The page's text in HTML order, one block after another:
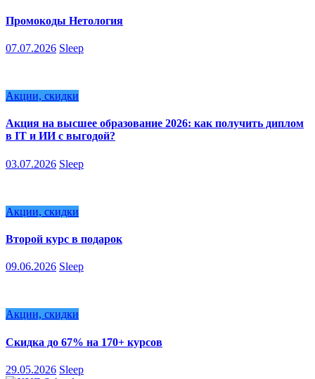
Промокоды Нетология
07.07.2026 Sleep
Акции, скидки
Акция на высшее образование 2026: как получить диплом
в IT и ИИ с выгодой?
03.07.2026 Sleep
Акции, скидки
Второй курс в подарок
09.06.2026 Sleep
Акции, скидки
Скидка до 67% на 170+ курсов
29.05.2026 Sleep